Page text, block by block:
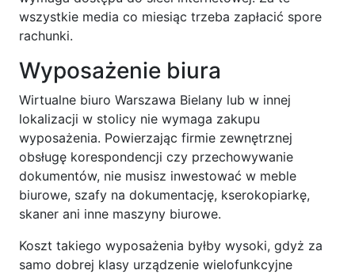
wszystkie media co miesiąc trzeba zapłacić spore
rachunki.
Wyposażenie biura
Wirtualne biuro Warszawa Bielany lub w innej
lokalizacji w stolicy nie wymaga zakupu
wyposażenia. Powierzając firmie zewnętrznej
obsługę korespondencji czy przechowywanie
dokumentów, nie musisz inwestować w meble
biurowe, szafy na dokumentację, kserokopiarkę,
skaner ani inne maszyny biurowe.
Koszt takiego wyposażenia byłby wysoki, gdyż za
samo dobrej klasy urządzenie wielofunkcyjne